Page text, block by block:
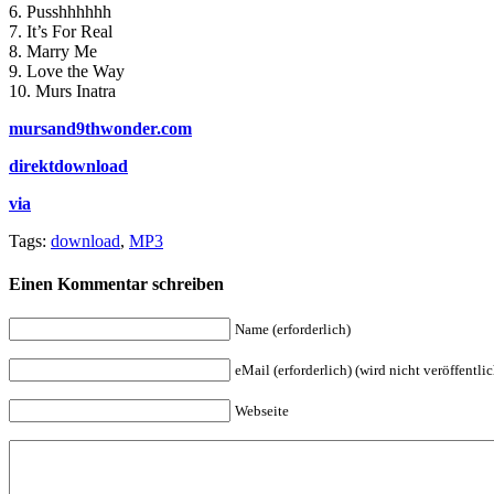
6. Pusshhhhhh
7. It’s For Real
8. Marry Me
9. Love the Way
10. Murs Inatra
mursand9thwonder.com
direktdownload
via
Tags: download, MP3
Einen Kommentar schreiben
Name (erforderlich)
eMail (erforderlich) (wird nicht
Webseite